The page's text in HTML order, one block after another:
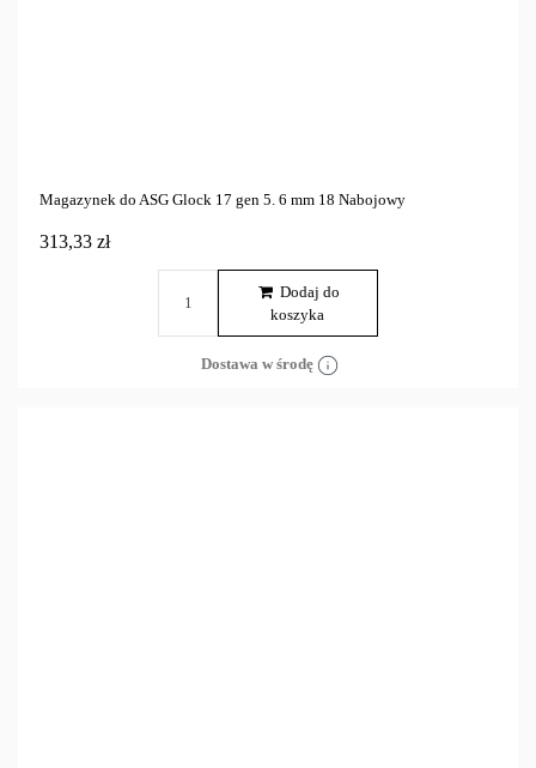
Magazynek do ASG Glock 17 gen 5. 6 mm 18 Nabojowy
313,33 zł
Dodaj do
koszyka
Dostawa w środę